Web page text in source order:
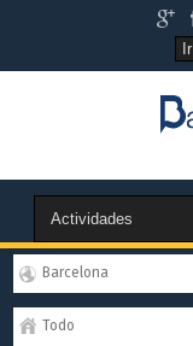
Barcelona
Todo